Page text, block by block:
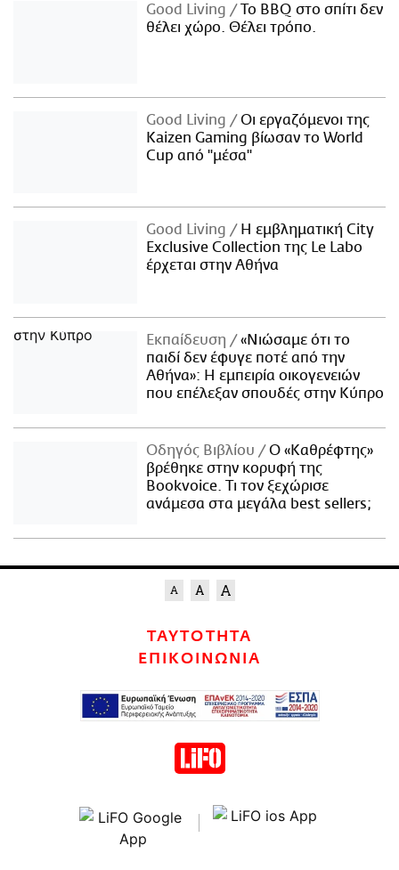
Good Living
Το BBQ στο σπίτι δεν
θέλει χώρο. Θέλει τρόπο.
Good Living
Οι εργαζόμενοι της
Kaizen Gaming βίωσαν το World
Cup από "μέσα"
Good Living
Η εμβληματική City
Exclusive Collection της Le Labo
έρχεται στην Αθήνα
Εκπαίδευση
«Νιώσαμε ότι το
παιδί δεν έφυγε ποτέ από την
Αθήνα»: Η εμπειρία οικογενειών
που επέλεξαν σπουδές στην Κύπρο
Οδηγός Βιβλίου
Ο «Καθρέφτης»
βρέθηκε στην κορυφή της
Bookvoice. Τι τον ξεχώρισε
ανάμεσα στα μεγάλα best sellers;
ΤΑΥΤΟΤΗΤΑ
ΕΠΙΚΟΙΝΩΝΙΑ